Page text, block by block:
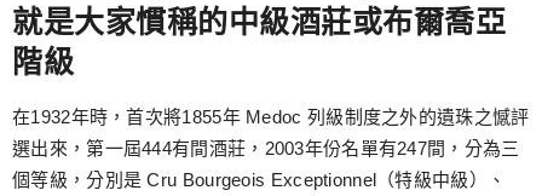
就是大家慣稱的中級酒莊或布爾喬亞
階級
在1932年時，首次將1855年 Medoc 列級制度之外的遺珠之憾評
選出來，第一屆444有間酒莊，2003年份名單有247間，分為三
個等級，分別是 Cru Bourgeois Exceptionnel（特級中級）、